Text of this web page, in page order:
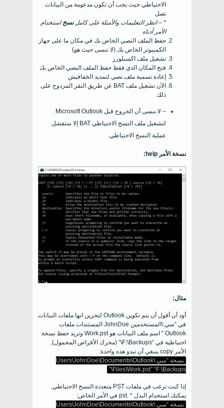
الاحتياطي حيث يجب أن تكون مدعومة من البيانات
تصل
* – انظر التعليمات والأمثلة على كاملنسخاستخدام
الأمر أدناه
حفظ الملف النصي الخاص بك في مكان ما على جهاز
الكمبيوتر الخاص بك (لا ننسى حيث هو)
تشغيل ملف اكسبلورر
فتح المكان الذي فقط حفظ الملف النصي الخاص بك
إعادة تسمية ملف نصي لتمديد الخفافيش
الآن تشغيل ملف BAT عن طريق النقر المزدوج على
ذلك
– لا ننسى أن الخروج قبل Microsoft Outlook
لتشغيل ملف النسخ الاحتياطي BAT إلا ستفشل
عملية النسخ الاحتياطي.
نسخة الأمر help:
مثال:
أود أن أقول أن يتم تكوين Outlook لتخزين انها ملفات البيانات
في “سي:\المستخدمين JohnDoe المستندات ملفات
Outlook ” اسم ملف البيانات هو Work.pst وتريد حفظ نسخة
احتياطية في “F:\Backups\
” (محرك الأقراص المحمول),
الأمر copy ينبغي أن تبدو هذه واحدة:
نسخة “سي:\Users\JohnDoe\Documents\Outlook
Files\Work.pst” “F:\Backups\
”
إذا كنت ترغب في ملفات PST متعددة النسخ الاحتياطي,
يمكنك استخدام البدل * .pst في الأمر الخاص:
نسخة “سي:\Users\JohnDoe\Documents\Outlook